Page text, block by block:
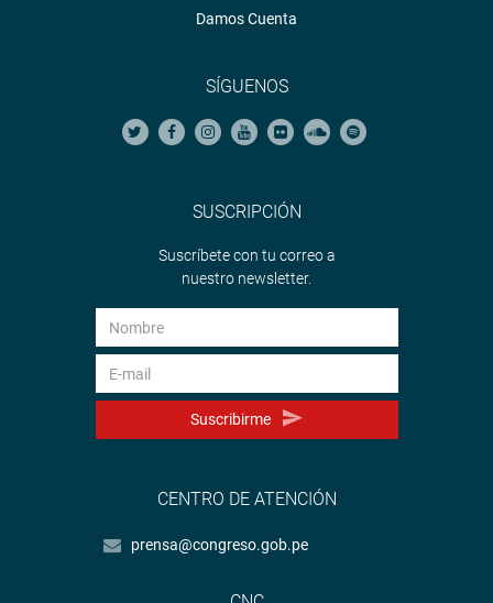
Damos Cuenta
SÍGUENOS
SUSCRIPCIÓN
Suscríbete con tu correo a
nuestro newsletter.
Suscribirme
CENTRO DE ATENCIÓN
prensa@congreso.gob.pe